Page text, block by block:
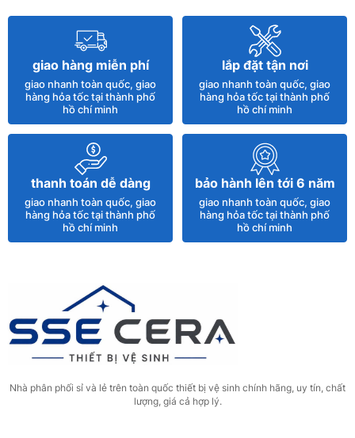
3.500.000đ
Vòi Chén Rút Nano Có Giá Để Xà Bông SS05
500.000đ
Chậu Lavabo 2 Tầng Rửa Mặt Đá Nhân Tạo
Kèm Gương Đèn LED – BĐ 57X
3.300.000đ
400.000đ
Bồn Cầu Trứng Trắng SSE-2299
2.900.000đ
giao hàng miễn phí
giao nhanh toàn quốc, giao
hàng hỏa tốc tại thành phố
hồ chí minh
lắp đặt tận nơi
giao nhanh toàn quốc, giao
hàng hỏa tốc tại thành phố
hồ chí minh
thanh toán dễ dàng
giao nhanh toàn quốc, giao
hàng hỏa tốc tại thành phố
hồ chí minh
bảo hành lên tới 6 năm
giao nhanh toàn quốc, giao
hàng hỏa tốc tại thành phố
hồ chí minh
Nhà phân phối sỉ và lẻ trên toàn quốc thiết bị vệ sinh chính hãng, uy tín, chất
lượng, giá cả hợp lý.